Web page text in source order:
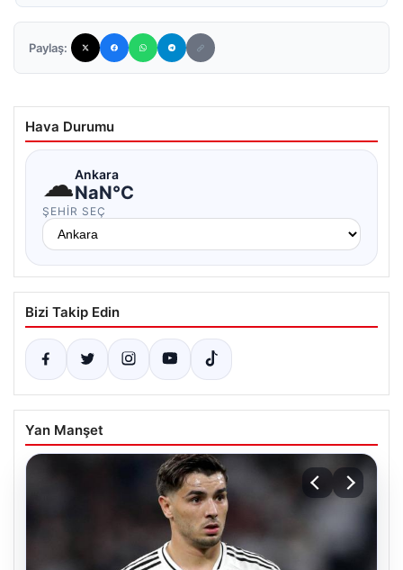
Paylaş:
Hava Durumu
☁Ankara
NaN°C
ŞEHIR SEÇ
Bizi Takip Edin
Yan Manşet